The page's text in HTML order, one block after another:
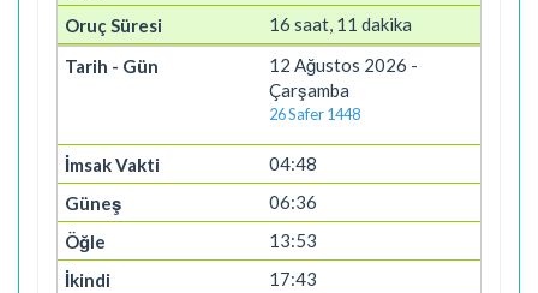
16 saat, 11 dakika
12 Ağustos 2026 -
Çarşamba
26 Safer 1448
04:48
06:36
13:53
17:43